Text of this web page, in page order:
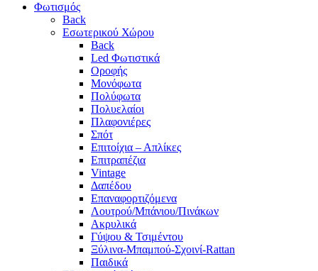
Φωτισμός
Back
Εσωτερικού Χώρου
Back
Led Φωτιστικά
Οροφής
Μονόφωτα
Πολύφωτα
Πολυελαίοι
Πλαφονιέρες
Σπότ
Επιτοίχια – Απλίκες
Επιτραπέζια
Vintage
Δαπέδου
Επαναφορτιζόμενα
Λουτρού/Μπάνιου/Πινάκων
Ακρυλικά
Γύψου & Τσιμέντου
Ξύλινα-Μπαμπού-Σχοινί-Rattan
Παιδικά